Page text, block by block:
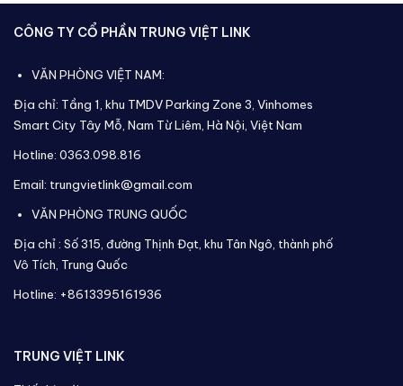
CÔNG TY CỔ PHẦN TRUNG VIỆT LINK
VĂN PHÒNG VIỆT NAM:
Địa chỉ: Tầng 1, khu TMDV Parking Zone 3, Vinhomes
Smart City Tây Mỗ, Nam Từ Liêm, Hà Nội, Việt Nam
Hotline: 0363.098.816
Email: trungvietlink@gmail.com
VĂN PHÒNG TRUNG QUỐC
Địa chỉ : Số 315, đường Thịnh Đạt, khu Tân Ngô, thành phố
Vô Tích, Trung Quốc
Hotline: +8613395161936
TRUNG VIỆT LINK